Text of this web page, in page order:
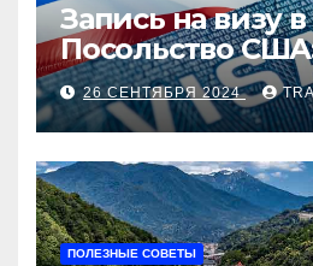
Запись на визу в
Посольство
Пошаговое
26 СЕНТЯБРЯ 2024
ПОЛЕЗНЫЕ СОВЕТЫ